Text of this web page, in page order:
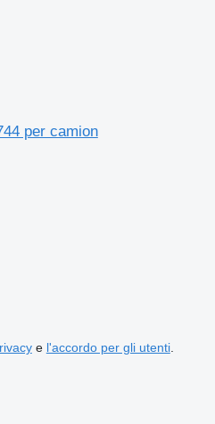
per camion
e l'accordo per gli utenti.